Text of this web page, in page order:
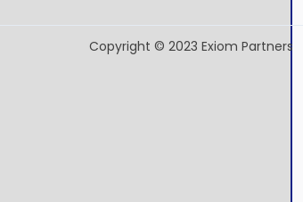
Copyright © 2023 Exiom Partners